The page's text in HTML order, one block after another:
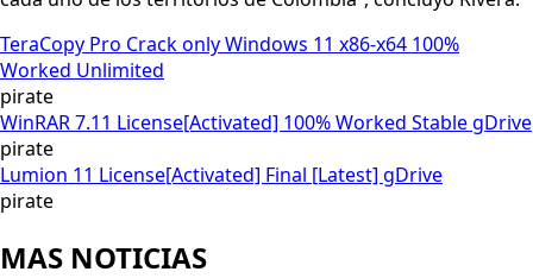
TeraCopy Pro Crack only Windows 11 x86-x64 100%
Worked Unlimited
pirate
WinRAR 7.11 License[Activated] 100% Worked Stable gDrive
pirate
Lumion 11 License[Activated] Final [Latest] gDrive
pirate
MAS NOTICIAS